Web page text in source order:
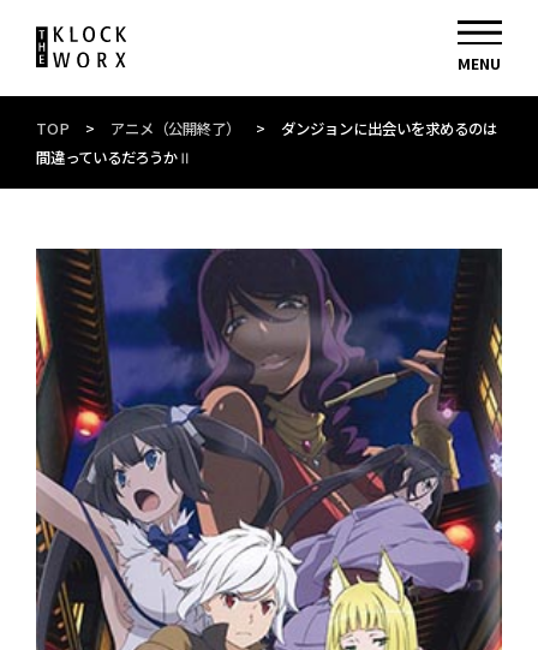
TOP > アニメ（公開終了） >
ダンジョンに出会いを求めるのは
間違っているだろうかⅡ